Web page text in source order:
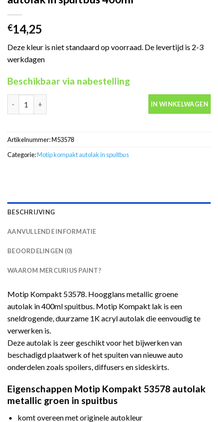
€14,25
Deze kleur is niet standaard op voorraad. De levertijd is 2-3
werkdagen
Beschikbaar via nabestelling
Motip Kompakt 53578 groen metallic autolak in spuitbus 400ml
IN WINKELWAGEN
Artikelnummer:M53578
Categorie:Motip kompakt autolak in spuitbus
BESCHRIJVING
AANVULLENDE INFORMATIE
BEOORDELINGEN (0)
WAAROM MERCURIUS PAINT?
Motip Kompakt 53578. Hoogglans metallic groene
autolak in 400ml spuitbus. Motip Kompakt lak is een
sneldrogende, duurzame 1K acryl autolak die eenvoudig te
verwerken is.
Deze autolak is zeer geschikt voor het bijwerken van
beschadigd plaatwerk of het spuiten van nieuwe auto
onderdelen zoals spoilers, diffusers en sideskirts.
Eigenschappen Motip Kompakt 53578 autolak
metallic groen in spuitbus
komt overeen met originele autokleur